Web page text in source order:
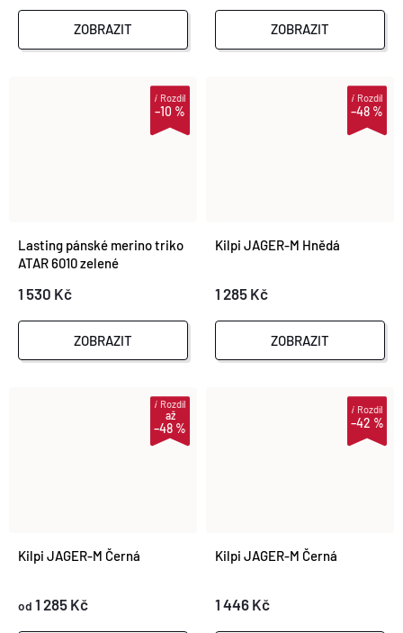
ZOBRAZIT ZOBRAZIT
–10 %
iRozdíl
Lasting pánské merino triko
ATAR 6010 zelené
1 530 Kč
ZOBRAZIT
–48 %
iRozdíl
Kilpi JAGER-M Hnědá
1 285 Kč
ZOBRAZIT
až
–48 %
iRozdíl
Kilpi JAGER-M Černá
od 1 285 Kč
–42 %
iRozdíl
Kilpi JAGER-M Černá
1 446 Kč